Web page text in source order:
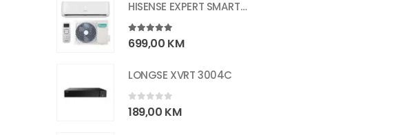
HISENSE EXPERT SMART 12K CF35
5.00 out of 5
699,00 KM
LONGSE XVRT 3004C
0out of 5
189,00 KM